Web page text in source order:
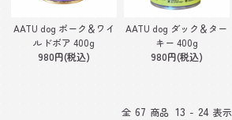
AATU dog ポーク＆ワイ
ルドボア 400g
980円(税込)
AATU dog ダック＆ター
キー 400g
980円(税込)
全 67 商品 13 - 24 表示